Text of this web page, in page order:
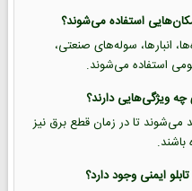
انبارها، سوله‌های صنعتی،
استفاده می‌شوند.
می‌شوند تا در زمان قطع برق نیز